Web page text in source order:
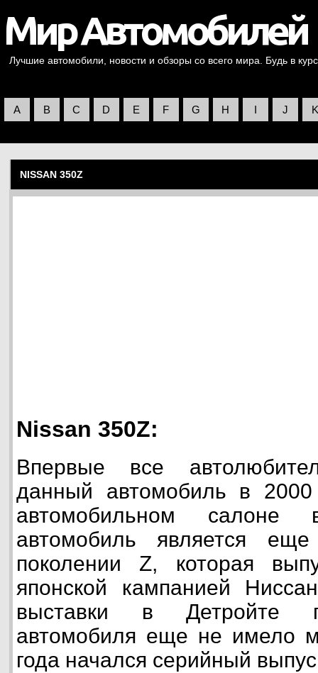
Лучшие автомобили, новости и обзоры со всего мира. Будь в
A B C D E F G H I J K
NISSAN 350Z
Nissan 350Z:
Впервые все
данный автомобиль в
автомобильном
автомобиль является
поколении Z, которая
японской кампанией
выставки в Детройте
автомобиля еще не имело
года начался серийный